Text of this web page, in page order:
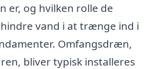
er, og hvilken rolle de
vand i at trænge ind i
Omfangsdræn,
bliver typisk installeres